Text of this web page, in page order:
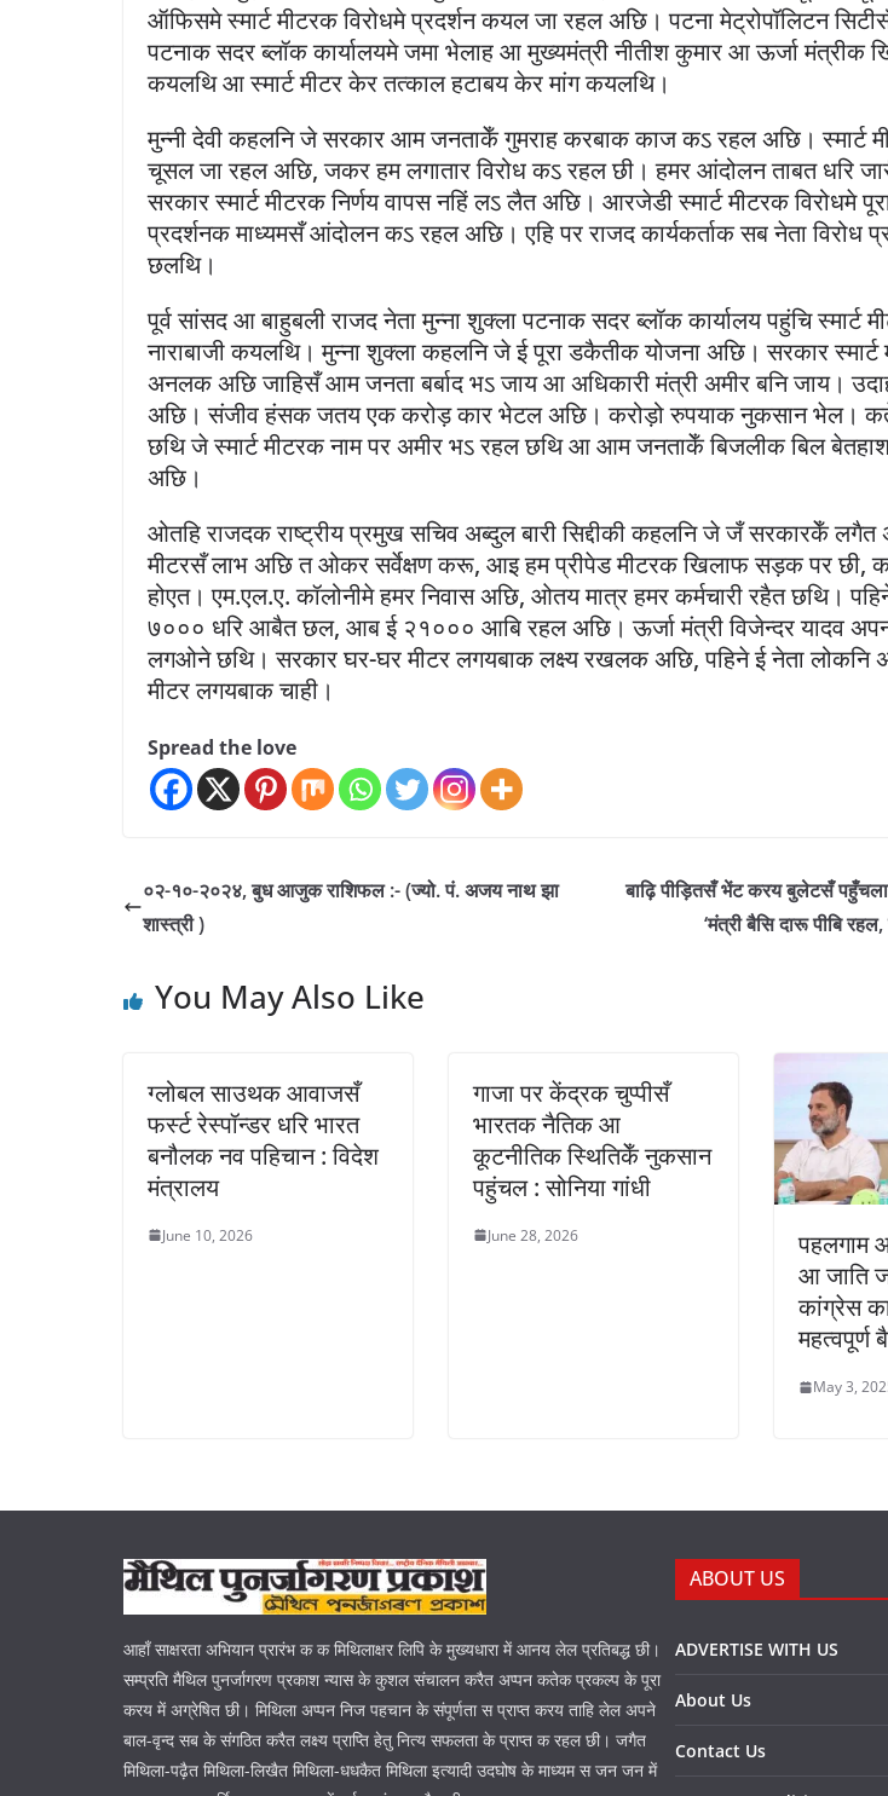
ऑफिसमे स्मार्ट मीटरक विरोधमे प्रदर्शन कयल जा रहल अछि। पटना मेट्रोपॉलिटन सिटीसँ
पटनाक सदर ब्लॉक कार्यालयमे जमा भेलाह आ मुख्यमंत्री नीतीश कुमार आ ऊर्जा मंत्रीक
कयलथि आ स्मार्ट मीटर केर तत्काल हटाबय केर मांग कयलथि।
मुन्नी देवी कहलनि जे सरकार आम जनताकेँ गुमराह करबाक काज कऽ रहल अछि। स्मार्ट
चूसल जा रहल अछि, जकर हम लगातार विरोध कऽ रहल छी। हमर आंदोलन ताबत धरि
सरकार स्मार्ट मीटरक निर्णय वापस नहिं लऽ लैत अछि। आरजेडी स्मार्ट मीटरक विरोधमे
प्रदर्शनक माध्यमसँ आंदोलन कऽ रहल अछि। एहि पर राजद कार्यकर्ताक सब नेता विरोध
छलथि।
पूर्व सांसद आ बाहुबली राजद नेता मुन्ना शुक्ला पटनाक सदर ब्लॉक कार्यालय पहुंचि स्मार्ट
नाराबाजी कयलथि। मुन्ना शुक्ला कहलनि जे ई पूरा डकैतीक योजना अछि। सरकार स्मार्ट
अनलक अछि जाहिसँ आम जनता बर्बाद भऽ जाय आ अधिकारी मंत्री अमीर बनि जाय।
अछि। संजीव हंसक जतय एक करोड़ कार भेटल अछि। करोड़ो रुपयाक नुकसान भेल।
छथि जे स्मार्ट मीटरक नाम पर अमीर भऽ रहल छथि आ आम जनताकेँ बिजलीक बिल
अछि।
ओतहि राजदक राष्ट्रीय प्रमुख सचिव अब्दुल बारी सिद्दीकी कहलनि जे जँ सरकारकेँ लगैत
मीटरसँ लाभ अछि त ओकर सर्वेक्षण करू, आइ हम प्रीपेड मीटरक खिलाफ सड़क पर छी,
होएत। एम.एल.ए. कॉलोनीमे हमर निवास अछि, ओतय मात्र हमर कर्मचारी रहैत छथि।
७००० धरि आबैत छल, आब ई २१००० आबि रहल अछि। ऊर्जा मंत्री विजेन्दर यादव अपन
लगओने छथि। सरकार घर-घर मीटर लगयबाक लक्ष्य रखलक अछि, पहिने ई नेता लोकनि
मीटर लगयबाक चाही।
Spread the love
०२-१०-२०२४, बुध आजुक राशिफल :- (ज्यो. पं. अजय नाथ झा
शास्त्री )
बाढ़ि पीड़ितसँ भेंट करय बुलेटसँ
‘मंत्री बैसि दारू पीबि
You May Also Like
ग्लोबल साउथक आवाजसँ
फर्स्ट रेस्पॉन्डर धरि भारत
बनौलक नव पहिचान : विदेश
मंत्रालय
June 10, 2026
गाजा पर केंद्रक चुप्पीसँ
भारतक नैतिक आ
कूटनीतिक स्थितिकेँ नुकसान
पहुंचल : सोनिया गांधी
June 28, 2026
पहलगाम
आ जाति
कांग्रेस
महत्वपूर्ण
May 3,
आहाँ साक्षरता अभियान प्रारंभ क क मिथिलाक्षर लिपि के मुख्यधारा में आनय लेल प्रतिबद्ध छी।
सम्प्रति मैथिल पुनर्जागरण प्रकाश न्यास के कुशल संचालन करैत अप्पन कतेक प्रकल्प के पूरा
करय में अग्रेषित छी। मिथिला अप्पन निज पहचान के संपूर्णता स प्राप्त करय ताहि लेल अपने
बाल-वृन्द सब के संगठित करैत लक्ष्य प्राप्ति हेतु नित्य सफलता के प्राप्त क रहल छी। जगैत
मिथिला-पढ़ैत मिथिला-लिखैत मिथिला-धधकैत मिथिला इत्यादी उदघोष के माध्यम स जन जन में
ABOUT US
ADVERTISE WITH US
About Us
Contact Us